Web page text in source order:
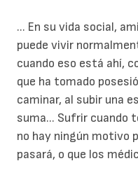
... En su vida social,
puede vivir
cuando eso está ahí,
que ha tomado
caminar, al subir una
suma... Sufrir cuando
no hay ningún motivo
pasará, o que los